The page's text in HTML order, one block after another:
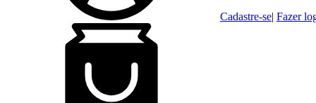
Cadastre-se| Fazer